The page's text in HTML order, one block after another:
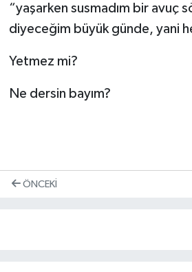
“yaşarken susmadım bir avuç
diyeceğim büyük günde, yani
Yetmez mi?
Ne dersin bayım?
ÖNCEKI